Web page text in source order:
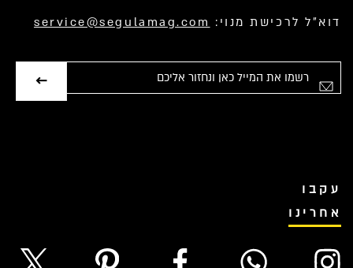
דוא”ל לרכישת מנוי: service@segulamag.com
עקבו
אחרינו